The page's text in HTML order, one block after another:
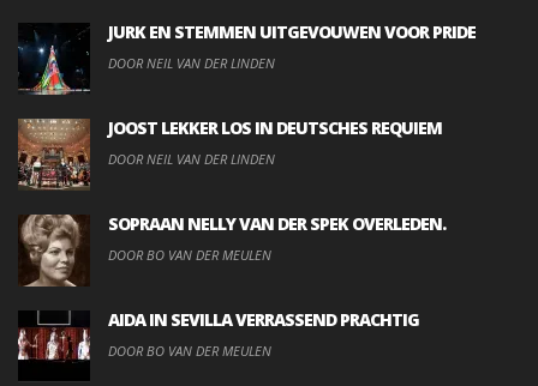
JURK EN STEMMEN UITGEVOUWEN VOOR PRIDE
DOOR NEIL VAN DER LINDEN
JOOST LEKKER LOS IN DEUTSCHES REQUIEM
DOOR NEIL VAN DER LINDEN
SOPRAAN NELLY VAN DER SPEK OVERLEDEN.
DOOR BO VAN DER MEULEN
AIDA IN SEVILLA VERRASSEND PRACHTIG
DOOR BO VAN DER MEULEN